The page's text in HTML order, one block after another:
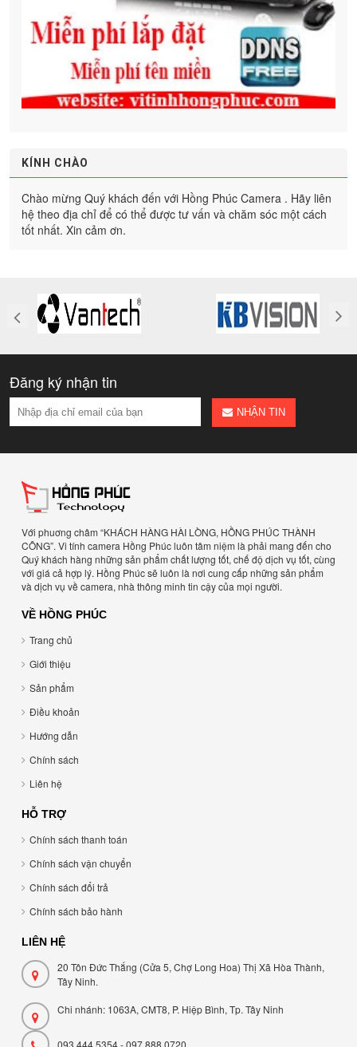
KÍNH CHÀO
Chào mừng Quý khách đến với Hồng Phúc Camera . Hãy liên
hệ theo địa chỉ để có thể được tư vấn và chăm sóc một cách
tốt nhất. Xin cảm ơn.
Đăng ký nhận tin
NHẬN TIN
Với phuơng châm “KHÁCH HÀNG HÀI LÒNG, HỒNG PHÚC THÀNH
CÔNG”. Vi tính camera Hồng Phúc luôn tâm niệm là phải mang đến cho
Quý khách hàng những sản phẩm chất lượng tốt, chế độ dịch vụ tốt, cùng
với giá cả hợp lý. Hồng Phúc sẽ luôn là nơi cung cấp những sản phẩm
và dịch vụ về camera, nhà thông minh tin cậy của mọi người.
VỀ HỒNG PHÚC
Trang chủ
Giới thiệu
Sản phẩm
Điều khoản
Hướng dẫn
Chính sách
Liên hệ
HỖ TRỢ
Chính sách thanh toán
Chính sách vận chuyển
Chính sách đổi trả
Chính sách bảo hành
LIÊN HỆ
20 Tôn Đức Thắng (Cửa 5, Chợ Long Hoa) Thị Xã Hòa Thành,
Tây Ninh.
Chi nhánh: 1063A, CMT8, P. Hiệp Bình, Tp. Tây Ninh
093 444 5354 - 097 888 0720